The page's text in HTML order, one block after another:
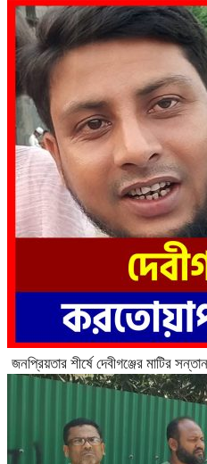
জনপ্রিয়তার শীর্ষে দেবীগঞ্জের মাটির